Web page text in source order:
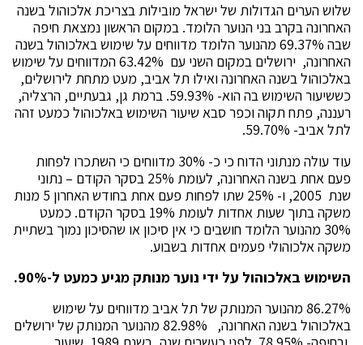
שלוש הערים הגדולות של ישראל מובילות בצריכת אלכוהול בשנה
האחרונה בקרב בני הנוער הלומד. במקום הראשון נמצאת חיפה
שבה 69.37% מהנוער הלומד מדווחים על שימוש באלכוהול בשנה
האחרונה, ירושלים במקום השני עם 63.42% המדווחים על שימוש
באלכוהול בשנה האחרונה ואילו תל אביב, מעט מתחת לירושלים,
כששיעור השימוש בה הוא- 59.93%. ברמת גן, גבעתיים, הרצליה,
רעננה, פתח תקוה וכפר סבא שיעור השימוש באלכוהול כמעט זהה
לתל אביב- 59.70%.
עוד עולה מנתוני הדוח כי כ- 30% מדווחים כי השתכרו לפחות
פעם אחת בשנה האחרונה, לעומת 25% בסקר הקודם – נתוני
שנת 2005, ו- 25% שתו לפחות פעם אחת בחודש האחרון 5 מנות
משקה בתוך שעות אחדות לעומת 19% בסקר הקודם. כמעט
30% מהנוער הלומד חושבים כי אין סיכון או שהסיכון נמוך בשתיית
משקה אלכוהולי פעמים אחדות בשבוע.
השימוש באלכוהול על ידי נוער מנותק מגיע כמעט ל-90%.
86.27% מהנוער המנותק של תל אביב מדווחים על שימוש
באלכוהול בשנה האחרונה, 82.98% מהנוער המנותק של ירושלים